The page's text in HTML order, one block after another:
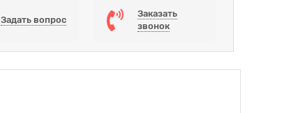
Задать вопрос
Заказать
звонок